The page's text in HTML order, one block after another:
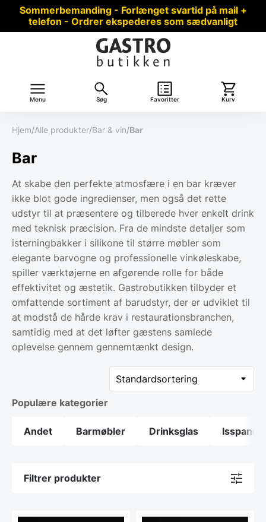
Sommerbemanding - Forlænget svartid på mail +
telefon - Ordrer ekspederes som sædvanligt
Menu Søg Favoritter Kurv
Hjem/Alle produkter/Bar & vin/Bar
Bar
At skabe den perfekte atmosfære i en bar kræver
ikke blot gode ingredienser, men også det rette
udstyr til at præsentere og tilberede hver enkelt drink
med teknisk præcision. Fra de mindste detaljer som
isterningbakker i silikone til større møbler som
elegante barvogne og professionelle vinkøleskabe,
spiller værktøjerne en afgørende rolle for både
effektivitet og æstetik. Gastrobutikken tilbyder et
omfattende sortiment af barudstyr, der er udviklet til
at modstå de hårde krav i restaurationsbranchen,
samtidig med at det løfter gæstens samlede
oplevelse gennem gennemtænkt design.
Populære kategorier
Andet Barmøbler Drinksglas Isspande
Filtrer produkter